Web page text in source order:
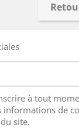
à tout
de
site.